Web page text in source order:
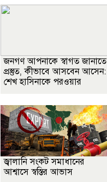
জনগণ আপনাকে স্বাগত জানাতে
প্রস্তুত, কীভাবে আসবেন আসেন:
শেখ হাসিনাকে পরওয়ার
জ্বালানি সংকট সমাধানের
আশ্বাসে স্বস্তির আভাস